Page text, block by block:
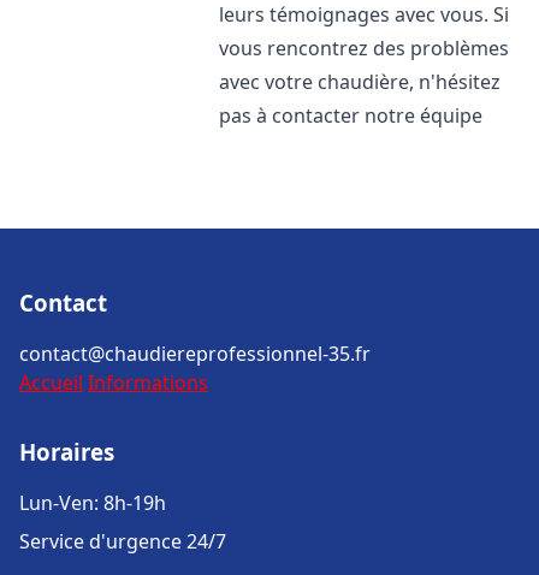
leurs témoignages avec vous. Si
vous rencontrez des problèmes
avec votre chaudière, n'hésitez
pas à contacter notre équipe
Contact
contact@chaudiereprofessionnel-35.fr
Accueil Informations
Horaires
Lun-Ven: 8h-19h
Service d'urgence 24/7